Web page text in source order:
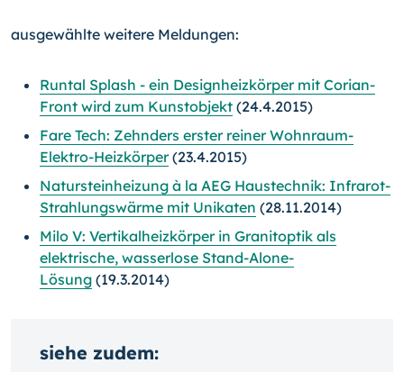
ausgewählte weitere Meldungen:
Runtal Splash - ein Designheizkörper mit Corian-
Front wird zum Kunstobjekt (24.4.2015)
Fare Tech: Zehnders erster reiner Wohnraum-
Elektro-Heizkörper(23.4.2015)
Natursteinheizung à la AEG Haustechnik: Infrarot-
Strahlungswärme mit Unikaten (28.11.2014)
Milo V: Vertikalheizkörper in Granitoptik als
elektrische, wasserlose Stand-Alone-
Lösung (19.3.2014)
siehe zudem: